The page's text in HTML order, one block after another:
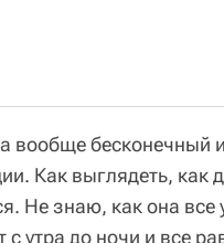
вообще бесконечный
Как выглядеть, как
Не знаю, как она все
с утра до ночи и все